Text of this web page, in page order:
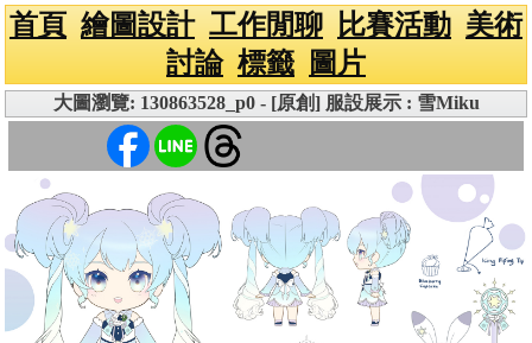
首頁 繪圖設計 工作閒聊 比賽活動 美術
討論 標籤 圖片
大圖瀏覽: 130863528_p0 - [原創] 服設展示 : 雪Miku